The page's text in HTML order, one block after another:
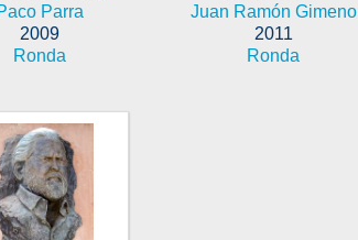
Parra
2009
Ronda
Juan Ramón Gimeno
2011
Ronda